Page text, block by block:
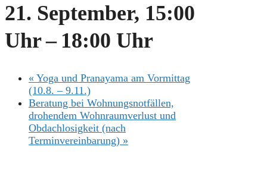
21. September, 15:00
Uhr– 18:00 Uhr
« Yoga und Pranayama am Vormittag
(10.8. – 9.11.)
Beratung bei Wohnungsnotfällen,
drohendem Wohnraumverlust und
Obdachlosigkeit (nach
Terminvereinbarung) »